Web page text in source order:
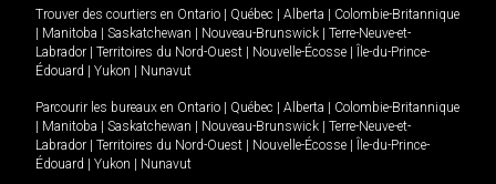
Trouver des courtiers en Ontario Québec Alberta
Colombie-Britannique
Manitoba Saskatchewan Nouveau-Brunswick
Terre-Neuve-et-
Labrador
Territoires du Nord-Ouest Nouvelle-Écosse
Île-du-Prince-
Édouard
Yukon Nunavut
Parcourir les bureaux en Ontario Québec Alberta
Colombie-Britannique
Manitoba Saskatchewan Nouveau-Brunswick
Terre-Neuve-et-
Labrador
Territoires du Nord-Ouest Nouvelle-Écosse
Île-du-Prince-
Édouard
Yukon Nunavut